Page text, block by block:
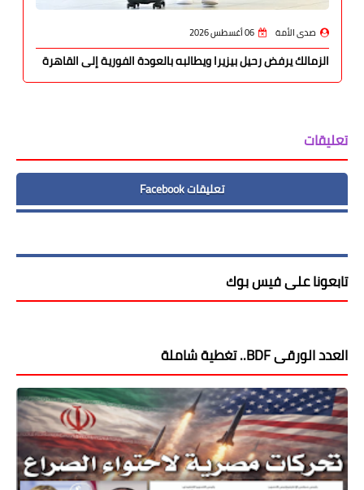
صدى الأمة 06 أغسطس 2026
الزمالك يرفض رحيل بيزيرا ويطالبه بالعودة الفورية إلى القاهرة
تعليقات
تعليقات Facebook
تابعونا على فيس بوك
العدد الورقى BDF.. تغطية شاملة